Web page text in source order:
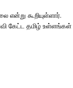
என்று கூறியுள்ளார்.
கேட்ட தமிழ் உள்ளங்கள்